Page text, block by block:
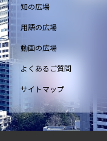
知の広場
用語の広場
動画の広場
よくあるご質問
サイトマップ